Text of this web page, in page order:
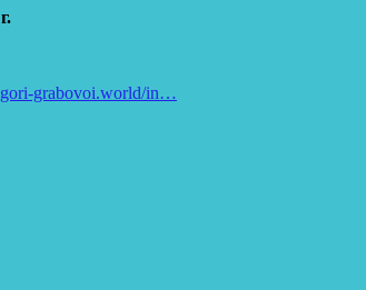
grabovoi.world/in…